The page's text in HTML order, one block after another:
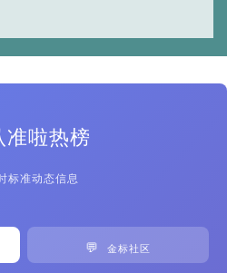
准啦热榜
标准动态信息
💬 金标社区